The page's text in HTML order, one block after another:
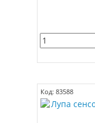
Код: 83588